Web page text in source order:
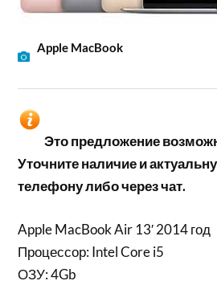
Apple MacBook
Это предложение
Уточните наличие и
телефону либо через чат.
Apple MacBook Air 13′ 2014 год
Процессор: Intel Core i5
ОЗУ: 4Gb